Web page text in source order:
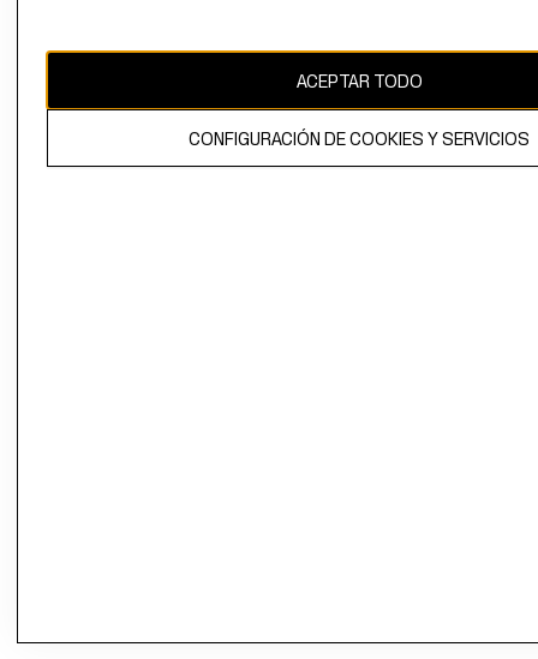
propiedad de H&M Hennes & Mauritz AB.
ACEPTAR TODO
CONFIGURACIÓN DE COOKIES Y SERVICIOS